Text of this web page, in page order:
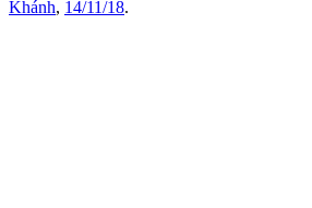
Khánh, 14/11/18.